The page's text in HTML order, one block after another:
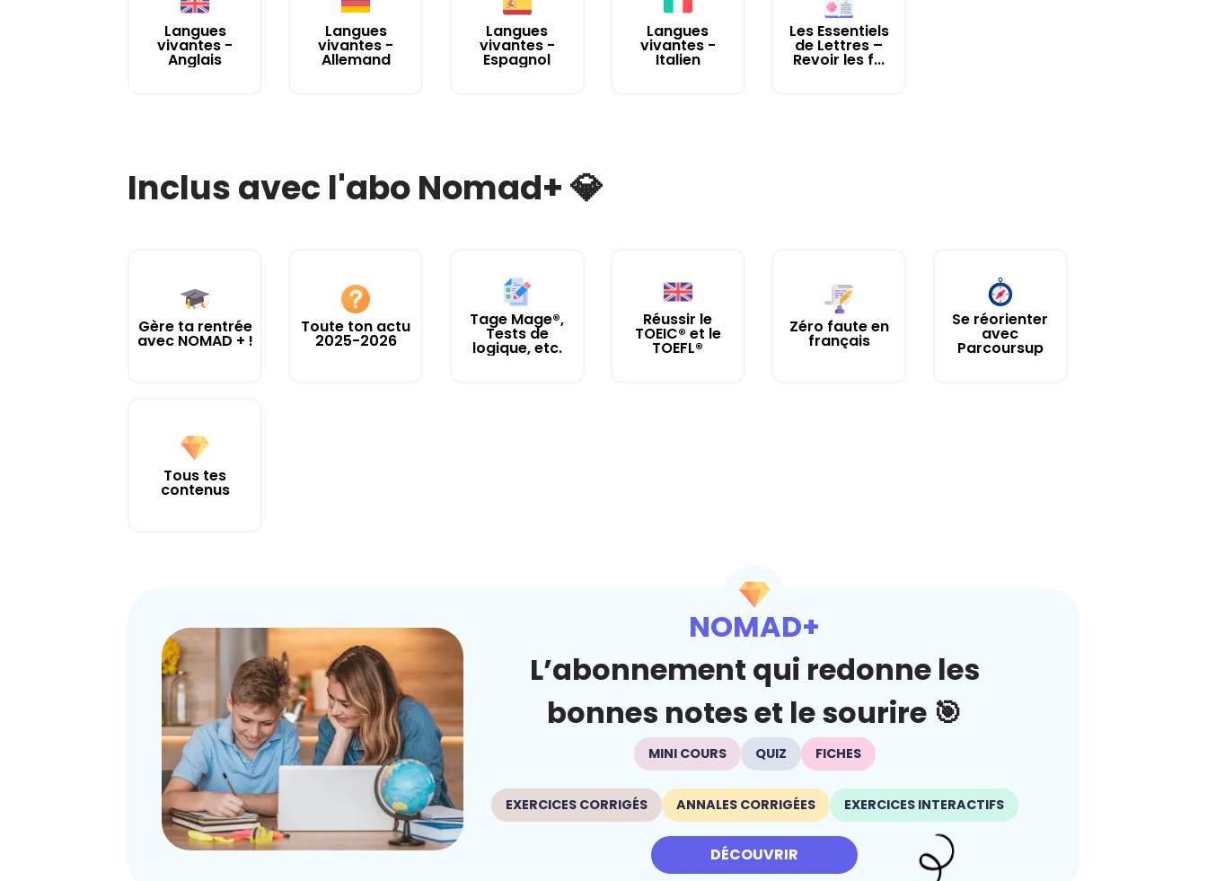
Langues
vivantes -
Anglais
Langues
vivantes -
Allemand
Langues
vivantes -
Espagnol
Langues
vivantes -
Italien
Les Essentiels
de Lettres –
Revoir les f...
Inclus avec l'abo Nomad+ 💎
Gère ta rentrée
avec NOMAD + !
Toute ton actu
2025-2026
Tage Mage®,
Tests de
logique, etc.
Réussir le
TOEIC® et le
TOEFL®
Zéro faute en
français
Se réorienter
avec
Parcoursup
Tous tes
contenus
NOMAD+
L’abonnement qui redonne les
bonnes notes et le sourire 🎯
MINI COURS QUIZ FICHES
EXERCICES CORRIGÉS ANNALES CORRIGÉES EXERCICES INTERACTIFS
DÉCOUVRIR